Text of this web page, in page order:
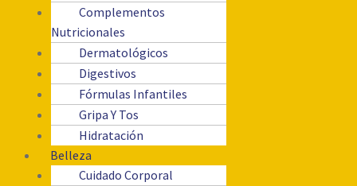
Complementos
Nutricionales
Dermatológicos
Digestivos
Fórmulas Infantiles
Gripa Y Tos
Hidratación
Belleza
Cuidado Corporal